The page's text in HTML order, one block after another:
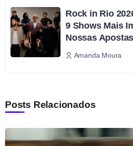
Rock in Rio
9 Shows Mais
Nossas Apostas
Amanda Moura
Posts Relacionados